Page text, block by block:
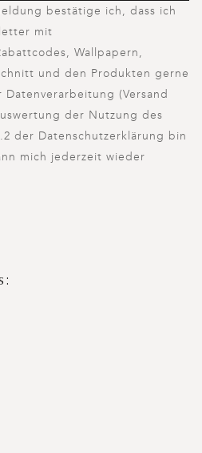
bestätige ich, dass ich
mit
Wallpapern,
und den Produkten gerne
(Versand
der Nutzung des
der Datenschutzerklärung bin
mich jederzeit wieder